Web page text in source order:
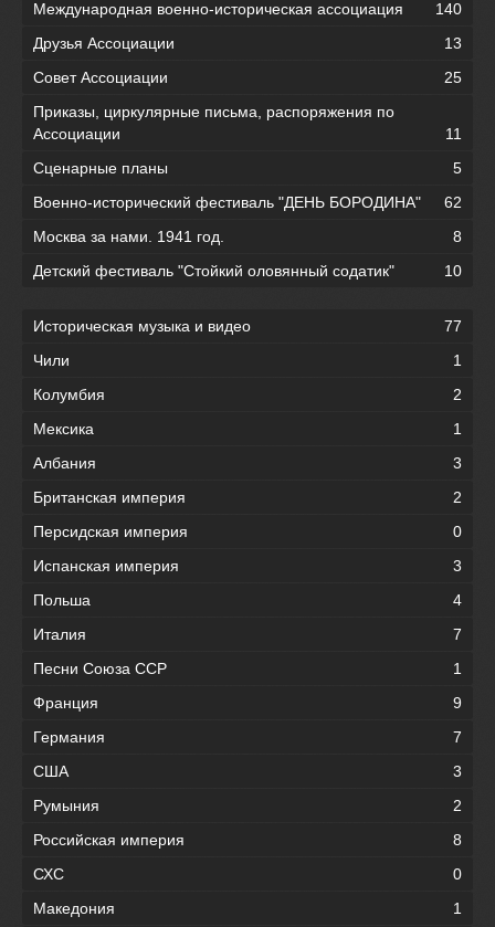
Международная военно-историческая ассоциация
140
Друзья Ассоциации
13
Совет Ассоциации
25
Приказы, циркулярные письма, распоряжения по
Ассоциации
11
Сценарные планы
5
Военно-исторический фестиваль "ДЕНЬ БОРОДИНА"
62
Москва за нами. 1941 год.
8
Детский фестиваль "Стойкий оловянный содатик"
10
Историческая музыка и видео
77
Чили
1
Колумбия
2
Мексика
1
Албания
3
Британская империя
2
Персидская империя
0
Испанская империя
3
Польша
4
Италия
7
Песни Союза ССР
1
Франция
9
Германия
7
США
3
Румыния
2
Российская империя
8
СХС
0
Македония
1